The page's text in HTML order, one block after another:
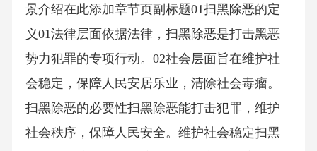
景介绍在此添加章节页副标题01扫黑除恶的定
义01法律层面依据法律，扫黑除恶是打击黑恶
势力犯罪的专项行动。02社会层面旨在维护社
会稳定，保障人民安居乐业，清除社会毒瘤。
扫黑除恶的必要性扫黑除恶能打击犯罪，维护
社会秩序，保障人民安全。维护社会稳定扫黑